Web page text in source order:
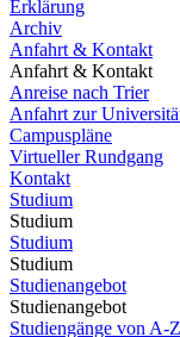
Erklärung
Archiv
Anfahrt & Kontakt
Anfahrt & Kontakt
Anreise nach Trier
Anfahrt zur
Campuspläne
Virtueller Rundgang
Kontakt
Studium
Studium
Studium
Studium
Studienangebot
Studienangebot
Studiengänge von A-Z